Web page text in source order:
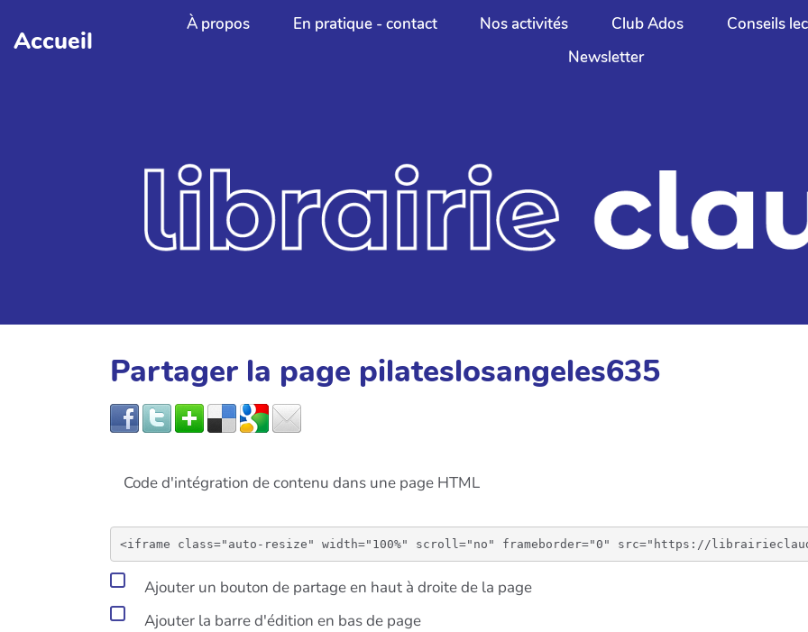
Aller au contenu principal
Accueil
À propos En pratique - contact Nos activités Club Ados
Conseils
Newsletter
Partager la page pilateslosangeles635
Code d'intégration de contenu dans une page HTML
Ajouter un bouton de partage en haut à droite de la page
Ajouter la barre d'édition en bas de page